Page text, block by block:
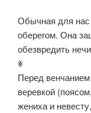
Обычная для нас
оберегом. Она
обезвредить
ꏍ
Перед
веревкой
жениха и